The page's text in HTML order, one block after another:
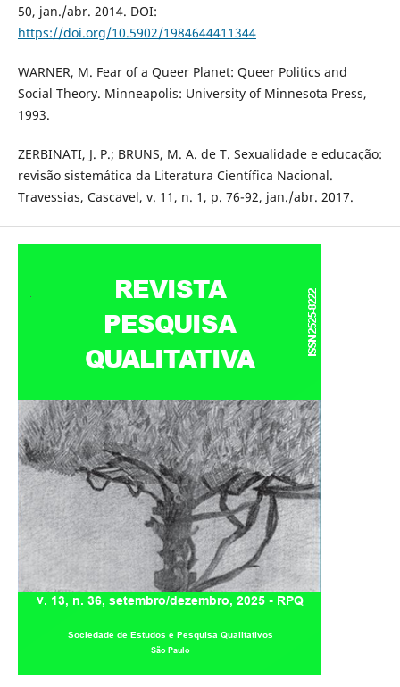
50, jan./abr. 2014. DOI:
https://doi.org/10.5902/1984644411344
WARNER, M. Fear of a Queer Planet: Queer Politics and
Social Theory. Minneapolis: University of Minnesota Press,
1993.
ZERBINATI, J. P.; BRUNS, M. A. de T. Sexualidade e educação:
revisão sistemática da Literatura Científica Nacional.
Travessias, Cascavel, v. 11, n. 1, p. 76-92, jan./abr. 2017.